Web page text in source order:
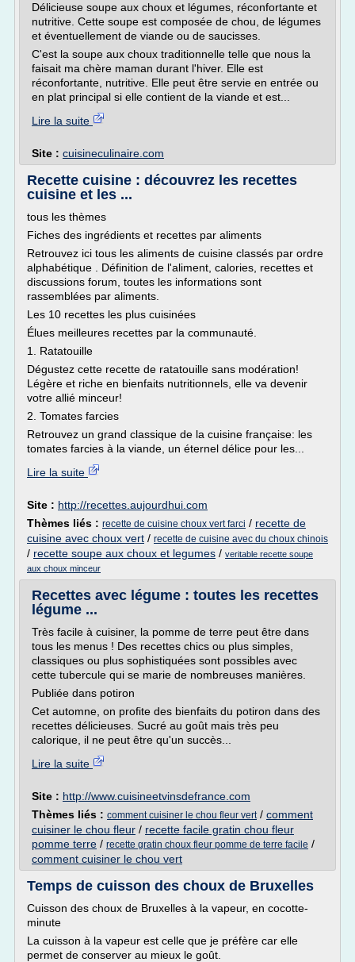
Délicieuse soupe aux choux et légumes, réconfortante et
nutritive. Cette soupe est composée de chou, de légumes
et éventuellement de viande ou de saucisses.
C'est la soupe aux choux traditionnelle telle que nous la
faisait ma chère maman durant l'hiver. Elle est
réconfortante, nutritive. Elle peut être servie en entrée ou
en plat principal si elle contient de la viande et est...
Lire la suite
Site : cuisineculinaire.com
Recette cuisine : découvrez les recettes
cuisine et les ...
tous les thèmes
Fiches des ingrédients et recettes par aliments
Retrouvez ici tous les aliments de cuisine classés par ordre
alphabétique . Définition de l'aliment, calories, recettes et
discussions forum, toutes les informations sont
rassemblées par aliments.
Les 10 recettes les plus cuisinées
Élues meilleures recettes par la communauté.
1. Ratatouille
Dégustez cette recette de ratatouille sans modération!
Légère et riche en bienfaits nutritionnels, elle va devenir
votre allié minceur!
2. Tomates farcies
Retrouvez un grand classique de la cuisine française: les
tomates farcies à la viande, un éternel délice pour les...
Lire la suite
Site : http://recettes.aujourdhui.com
Thèmes liés : recette de cuisine choux vert farci / recette de
cuisine avec choux vert / recette de cuisine avec du choux chinois
/ recette soupe aux choux et legumes / veritable recette soupe
aux choux minceur
Recettes avec légume : toutes les recettes
légume ...
Très facile à cuisiner, la pomme de terre peut être dans
tous les menus ! Des recettes chics ou plus simples,
classiques ou plus sophistiquées sont possibles avec
cette tubercule qui se marie de nombreuses manières.
Publiée dans potiron
Cet automne, on profite des bienfaits du potiron dans des
recettes délicieuses. Sucré au goût mais très peu
calorique, il ne peut être qu'un succès...
Lire la suite
Site : http://www.cuisineetvinsdefrance.com
Thèmes liés : comment cuisiner le chou fleur vert/ comment
cuisiner le chou fleur / recette facile gratin chou fleur
pomme terre / recette gratin choux fleur pomme de terre facile /
comment cuisiner le chou vert
Temps de cuisson des choux de Bruxelles
Cuisson des choux de Bruxelles à la vapeur, en cocotte-
minute
La cuisson à la vapeur est celle que je préfère car elle
permet de conserver au mieux le goût.